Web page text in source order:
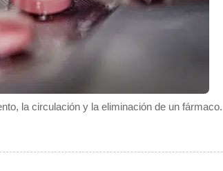
la circulación y la eliminación de un fármaco.